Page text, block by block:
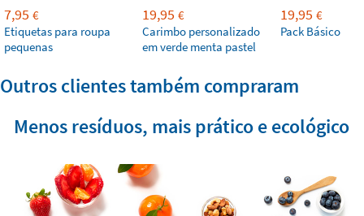
7,95 €
Etiquetas para roupa
pequenas
19,95 €
Carimbo personalizado
em verde menta pastel
19,95 €
Pack Básico
Outros clientes também compraram
Menos resíduos, mais prático e ecológico